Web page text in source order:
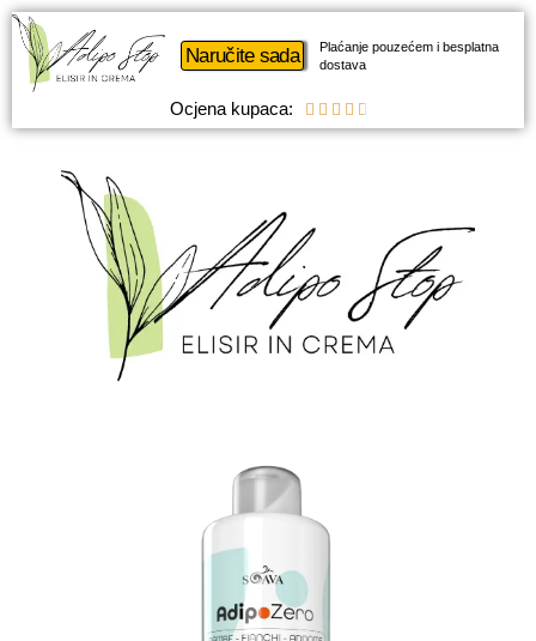
Naručite sada
Plaćanje pouzećem i besplatna
dostava
Ocjena kupaca:     